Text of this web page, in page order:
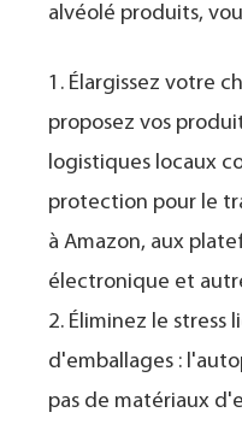
alvéolé produits,
1. Élargissez votre
proposez vos
logistiques locaux
protection pour le
à Amazon, aux
électronique et
2. Éliminez le stress
d'emballages :
pas de matériaux